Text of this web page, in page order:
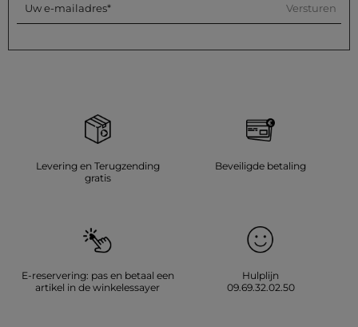
Uw e-mailadres Versturen
Levering en Terugzending
gratis
Beveiligde betaling
E-reservering: pas en betaal een
artikel in de winkelessayer
Hulplijn
09.69.32.02.50